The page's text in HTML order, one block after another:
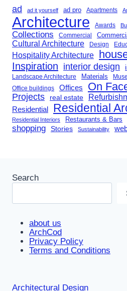
ad ad it yourself ad pro Apartments
Architecture Awards
Collections Commercial
Cultural Architecture Design
Hospitality Architecture
Inspiration interior design
Landscape Architecture Materials
Office buildings Offices On
Projects real estate
Residential Residential
Residential Interiors Restaurants & Bars
shopping Stories Sustainability
Search
about us
ArchCod
Privacy Policy
Terms and Conditions
Architectural Design